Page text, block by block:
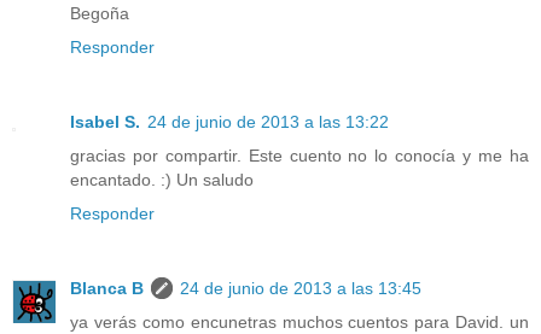
Begoña
Responder
Isabel S. 24 de junio de 2013 a las 13:22
gracias por compartir. Este cuento no lo conocía y me ha
encantado. :) Un saludo
Responder
Blanca B
24 de junio de 2013 a las 13:45
ya verás como encunetras muchos cuentos para David. un